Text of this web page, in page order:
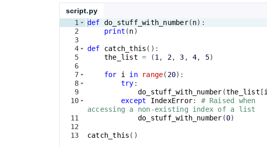
script.py
1
2
3
4
5
6
7
8
9
10
11
12
13
def do_stuff_with_number(n) :
print (n)
def catch_this ( ) :
the_list = (1 , 2, 3 , 4, 5)
for i in range( 20) :
try :
do_stuff_with_number (the_list [i
except
IndexError: # Raised when
accessing a non-existing index of a list
do_stuff_with_number (0)
catch_this ( )